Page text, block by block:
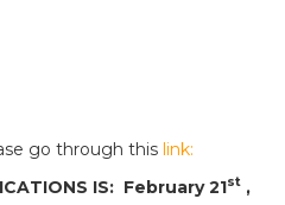
go through this link:
IS: February 21st ,